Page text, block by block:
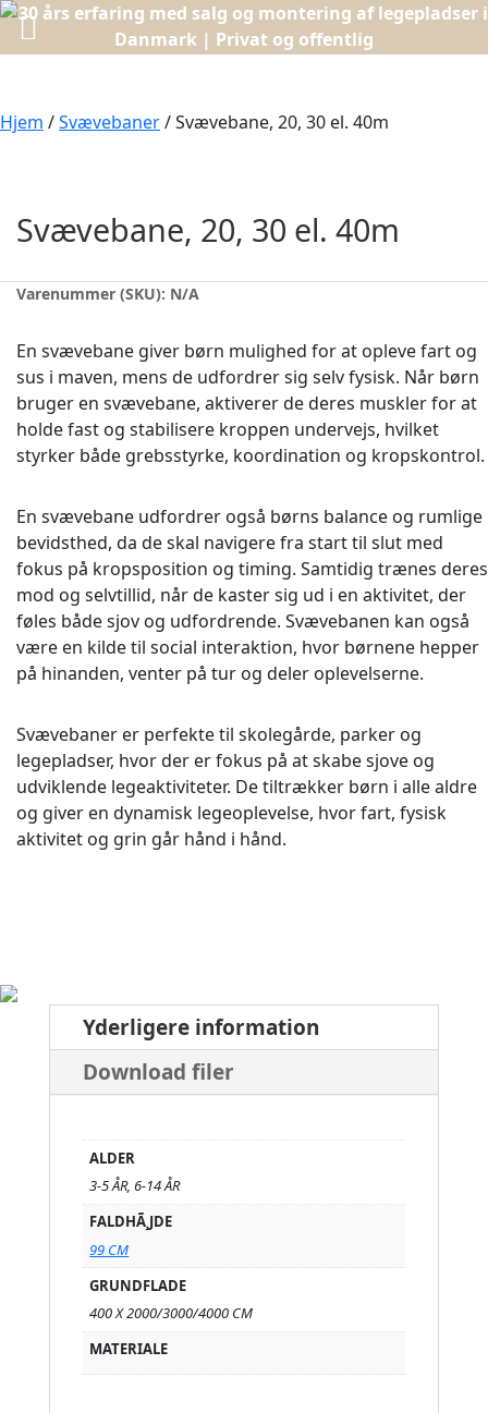
Hjem /Svævebaner/ Svævebane, 20, 30 el. 40m
Svævebane, 20, 30 el. 40m
Varenummer (SKU): N/A
En svævebane giver børn mulighed for at opleve fart og
sus i maven, mens de udfordrer sig selv fysisk. Når børn
bruger en svævebane, aktiverer de deres muskler for at
holde fast og stabilisere kroppen undervejs, hvilket
styrker både grebsstyrke, koordination og kropskontrol.
En svævebane udfordrer også børns balance og rumlige
bevidsthed, da de skal navigere fra start til slut med
fokus på kropsposition og timing. Samtidig trænes deres
mod og selvtillid, når de kaster sig ud i en aktivitet, der
føles både sjov og udfordrende. Svævebanen kan også
være en kilde til social interaktion, hvor børnene hepper
på hinanden, venter på tur og deler oplevelserne.
Svævebaner er perfekte til skolegårde, parker og
legepladser, hvor der er fokus på at skabe sjove og
udviklende legeaktiviteter. De tiltrækker børn i alle aldre
og giver en dynamisk legeoplevelse, hvor fart, fysisk
aktivitet og grin går hånd i hånd.
Yderligere information
Download filer
ALDER
3-5 ÅR, 6-14 ÅR
FALDHÃ¸JDE
99 CM
GRUNDFLADE
400 X 2000/3000/4000 CM
MATERIALE